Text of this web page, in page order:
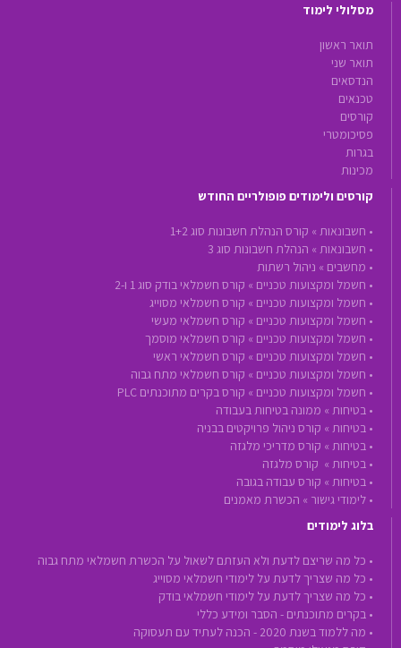
מסלולי לימוד
תואר ראשון
תואר שני
הנדסאים
טכנאים
קורסים
פסיכומטרי
בגרות
מכינות
קורסים ולימודים פופולריים החודש
• חשבונאות » קורס הנהלת חשבונות סוג 1+2
• חשבונאות » הנהלת חשבונות סוג 3
• מחשבים » ניהול רשתות
• חשמל ומקצועות טכניים » קורס חשמלאי בודק סוג 1 ו-2
• חשמל ומקצועות טכניים » קורס חשמלאי מסוייג
• חשמל ומקצועות טכניים » קורס חשמלאי מעשי
• חשמל ומקצועות טכניים » קורס חשמלאי מוסמך
• חשמל ומקצועות טכניים » קורס חשמלאי ראשי
• חשמל ומקצועות טכניים » קורס חשמלאי מתח גבוה
• חשמל ומקצועות טכניים » קורס בקרים מתוכנתים PLC
• בטיחות » ממונה בטיחות בעבודה
• בטיחות » קורס ניהול פרויקטים בבניה
• בטיחות » קורס מדריכי מלגזה
• בטיחות » קורס מלגזה
• בטיחות » קורס עבודה בגובה
• לימודי גישור » הכשרת מאמנים
בלוג לימודים
• כל מה שריצם לדעת ולא העזתם לשאול על הכשרת חשמלאי מתח גבוה
• כל מה שצריך לדעת על לימודי חשמלאי מסוייג
• כל מה שצריך לדעת על לימודי חשמלאי בודק
• בקרים מתוכנתים - הסבר ומידע כללי
• מה ללמוד בשנת 2020 - הכנה לעתיד עם תעסוקה